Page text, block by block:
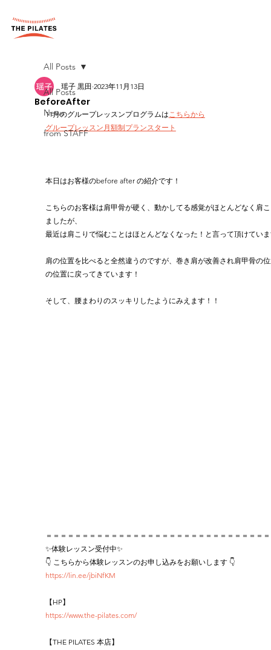
All Posts
News
from STAFF
All Posts
BeforeAfter
瑶子 黒田 2023年11月13日
11月のグループレッスンプログラムはこちらから
グループレッスン月額制プランスタート
本日はお客様のbefore after の紹介です！
こちらのお客様は肩甲骨が硬く、動かしてる感覚がほとんどなく肩
ましたが、
最近は肩こりで悩むことはほとんどなくなった！と言って頂けてい
肩の位置を比べると全然違うのですが、巻き肩が改善され肩甲骨の
の位置に戻ってきています！
そして、腰まわりのスッキリしたようにみえます！！
＝＝＝＝＝＝＝＝＝＝＝＝＝＝＝＝＝＝＝＝＝＝＝＝＝＝＝＝＝＝
✨体験レッスン受付中✨
👇 こちらから体験レッスンのお申し込みをお願いします 👇
https://lin.ee/jbiNfKM
【HP】
https://www.the-pilates.com/
【THE PILATES 本店】